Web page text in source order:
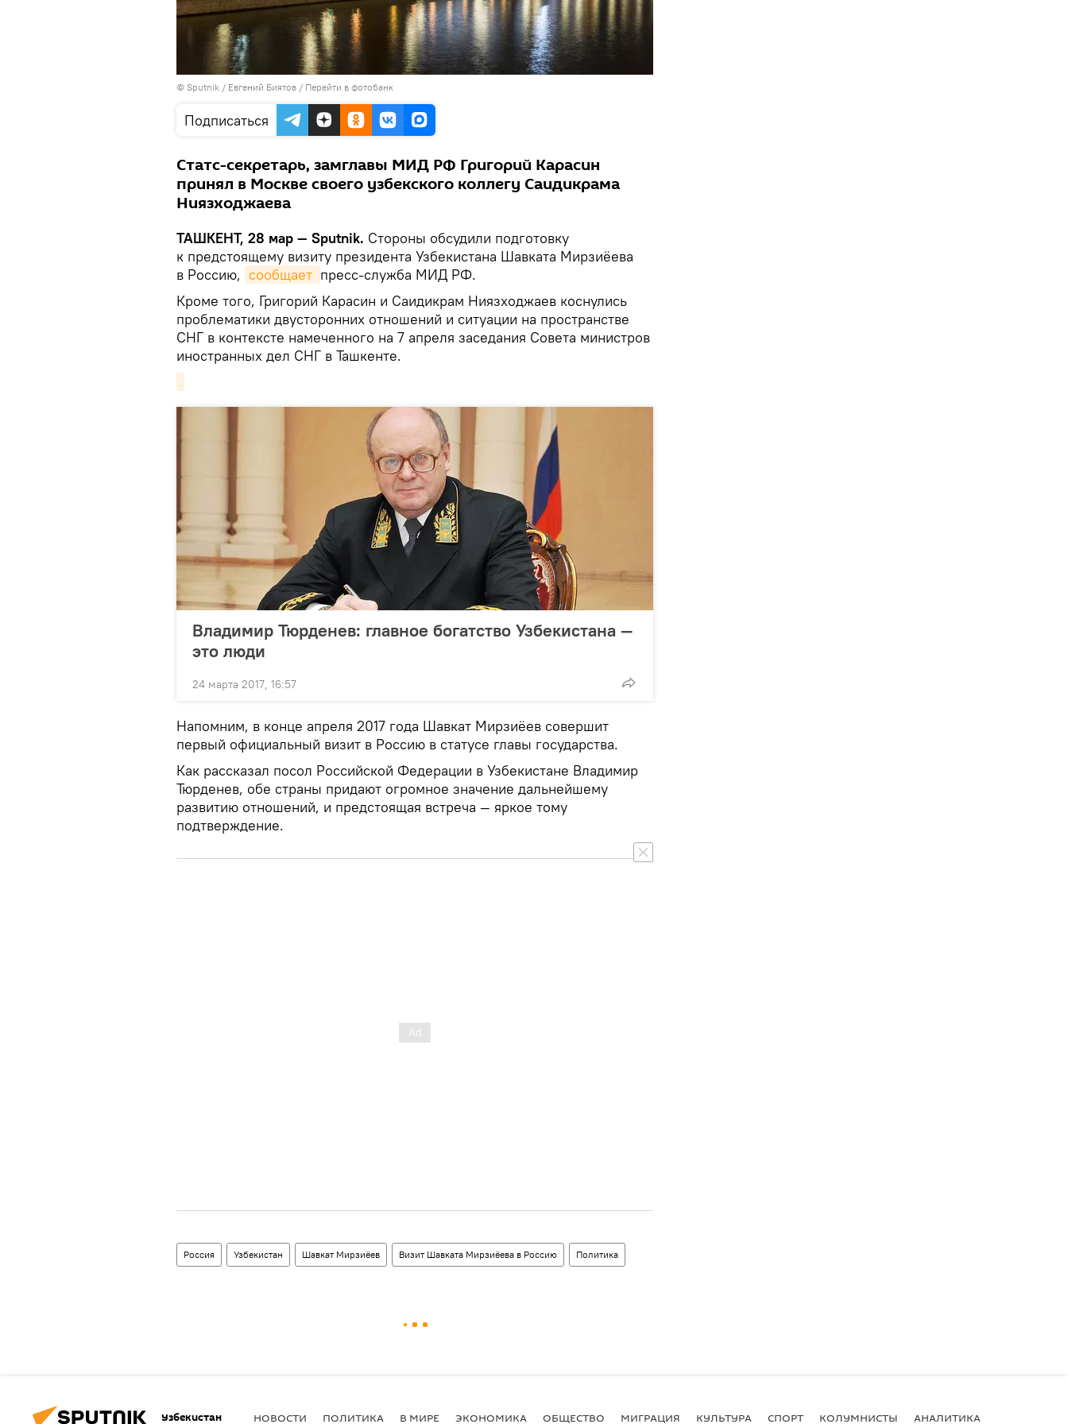
© Sputnik / Евгений Биятов / Перейти в фотобанк
Подписаться
Статс-секретарь, замглавы МИД РФ Григорий Карасин
принял в Москве своего узбекского коллегу Саидикрама
Ниязходжаева
ТАШКЕНТ, 28 мар — Sputnik. Стороны обсудили подготовку
к предстоящему визиту президента Узбекистана Шавката Мирзиёева
в Россию, сообщает пресс-служба МИД РФ.
Кроме того, Григорий Карасин и Саидикрам Ниязходжаев коснулись
проблематики двусторонних отношений и ситуации на пространстве
СНГ в контексте намеченного на 7 апреля заседания Совета министров
иностранных дел СНГ в Ташкенте.
Владимир Тюрденев: главное богатство Узбекистана —
это люди
24 марта 2017, 16:57
Напомним, в конце апреля 2017 года Шавкат Мирзиёев совершит
первый официальный визит в Россию в статусе главы государства.
Как рассказал посол Российской Федерации в Узбекистане Владимир
Тюрденев, обе страны придают огромное значение дальнейшему
развитию отношений, и предстоящая встреча — яркое тому
подтверждение.
Россия Узбекистан Шавкат Мирзиёев Визит Шавката Мирзиёева в Россию Политика
Узбекистан НОВОСТИ ПОЛИТИКА В МИРЕ ЭКОНОМИКА ОБЩЕСТВО МИГРАЦИЯ КУЛЬТУРА СПОРТ КОЛУМНИСТЫ АНАЛИТИКА